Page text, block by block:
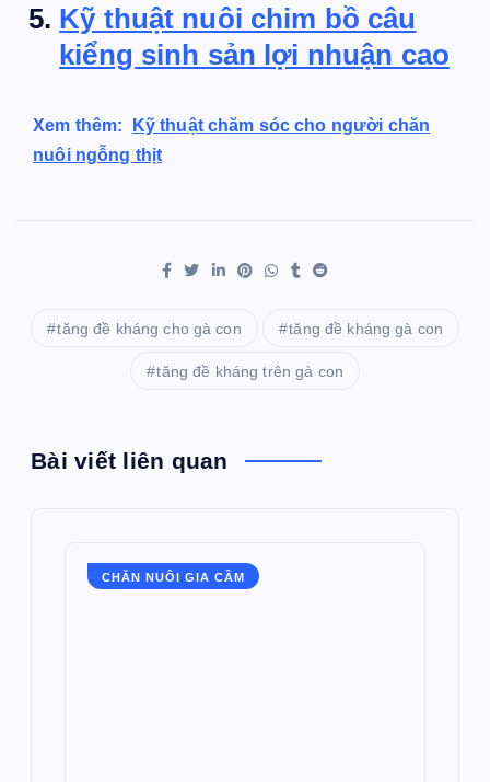
Kỹ thuật nuôi chim bồ câu
kiểng sinh sản lợi nhuận cao
Xem thêm:
Kỹ thuật chăm sóc cho người chăn
nuôi ngỗng thịt
tăng đề kháng cho gà con tăng đề kháng gà con
tăng đề kháng trên gà con
Bài viết liên quan
CHĂN NUÔI GIA CẦM